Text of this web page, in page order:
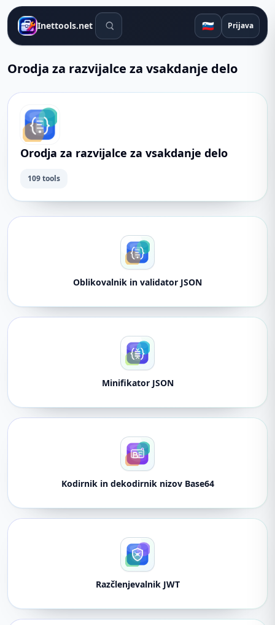
Inettools.net Orodja za iskanje 🇸🇮 Prijava
Orodja za razvijalce za vsakdanje delo
Orodja za razvijalce za vsakdanje delo
109 tools
Oblikovalnik in validator JSON
Minifikator JSON
Kodirnik in dekodirnik nizov Base64
Razčlenjevalnik JWT